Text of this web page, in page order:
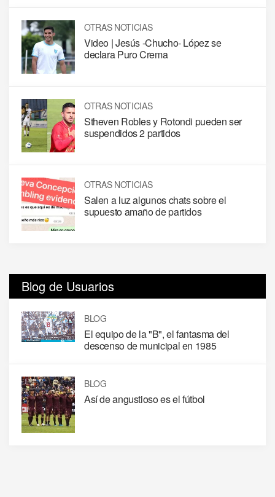
OTRAS NOTICIAS
Video | Jesús -Chucho- López se
declara Puro Crema
OTRAS NOTICIAS
Stheven Robles y Rotondi pueden ser
suspendidos 2 partidos
OTRAS NOTICIAS
Salen a luz algunos chats sobre el
supuesto amaño de partidos
Blog de Usuarios
BLOG
El equipo de la "B", el fantasma del
descenso de municipal en 1985
BLOG
Así de angustioso es el fútbol